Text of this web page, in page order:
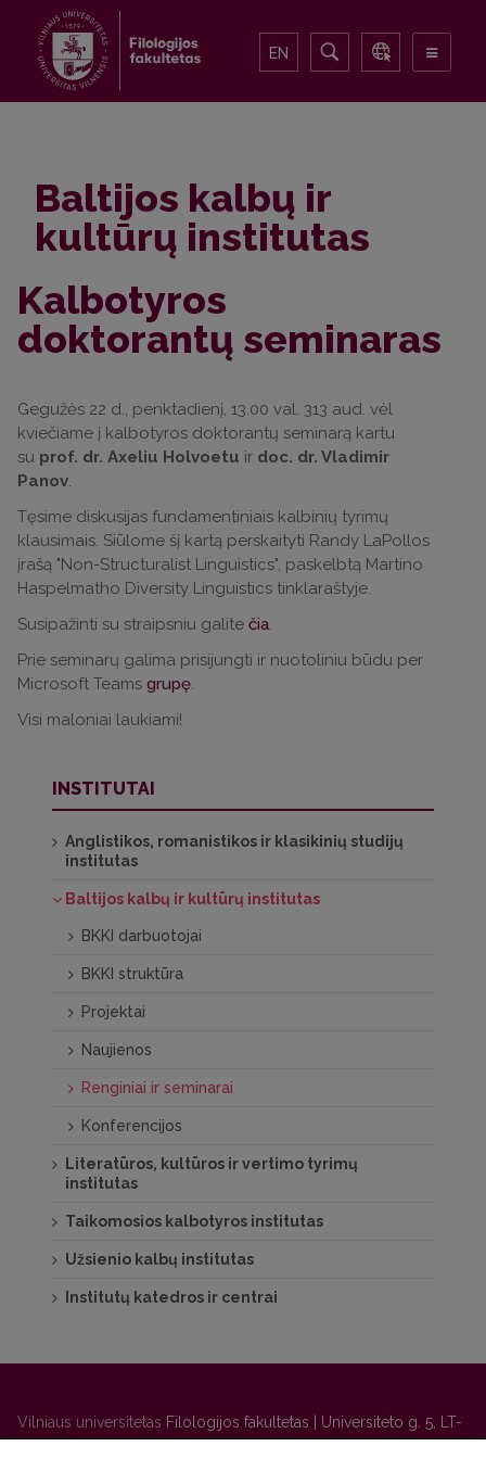
EN
Baltijos kalbų ir
kultūrų institutas
Kalbotyros
doktorantų seminaras
Gegužės 22 d., penktadienį, 13.00 val. 313 aud. vėl
kviečiame į kalbotyros doktorantų seminarą kartu
su prof. dr. Axeliu Holvoetu ir doc. dr. Vladimir
Panov.
Tęsime diskusijas fundamentiniais kalbinių tyrimų
klausimais. Siūlome šį kartą perskaityti Randy LaPollos
įrašą "Non-Structuralist Linguistics", paskelbtą Martino
Haspelmatho Diversity Linguistics tinklaraštyje.
Susipažinti su straipsniu galite čia.
Prie seminarų galima prisijungti ir nuotoliniu būdu per
Microsoft Teams grupę.
Visi maloniai laukiami!
INSTITUTAI
Anglistikos, romanistikos ir klasikinių studijų
institutas
Baltijos kalbų ir kultūrų institutas
BKKI darbuotojai
BKKI struktūra
Projektai
Naujienos
Renginiai ir seminarai
Konferencijos
Literatūros, kultūros ir vertimo tyrimų
institutas
Taikomosios kalbotyros institutas
Užsienio kalbų institutas
Institutų katedros ir centrai
Vilniaus universitetas Filologijos fakultetas | Universiteto g. 5, LT-
01131 Vilnius